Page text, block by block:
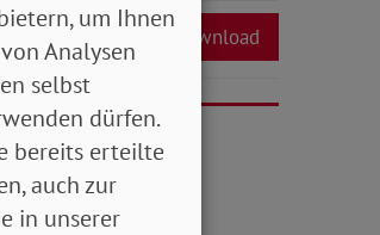
Download
um Ihnen
Analysen
selbst
dürfen.
bereits erteilte
auch zur
in unserer